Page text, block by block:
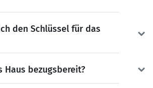
den Schlüssel für das
Haus bezugsbereit?